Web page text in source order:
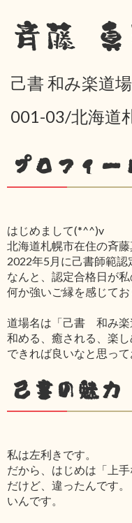
斉藤
己書 和み楽道場
001-03/北海道
プロフィー
はじめまして(*^^)v
北海道札幌市在住の斉藤
2022年5月に己書師範認
なんと、認定合格日が私
何か強いご縁を感じて
道場名は「己書 和み楽
和める、癒される、楽
できれば良いなと思って
己書の魅力
私は左利きです。
だから、はじめは「上
だけど、違ったんです
いんです。